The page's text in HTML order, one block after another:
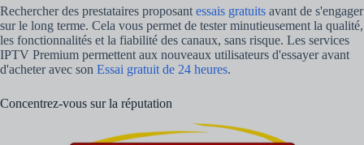
Rechercher des prestataires proposant essais gratuits avant de s'engager
sur le long terme. Cela vous permet de tester minutieusement la qualité,
les fonctionnalités et la fiabilité des canaux, sans risque. Les services
IPTV Premium permettent aux nouveaux utilisateurs d'essayer avant
d'acheter avec son Essai gratuit de 24 heures.
Concentrez-vous sur la réputation